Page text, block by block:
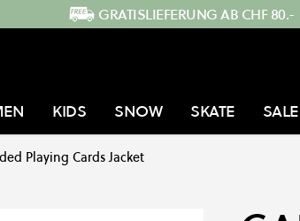
GRATISLIEFERUNG AB CHF 80.-
KIDS SNOW SKATE SALE
Playing Cards Jacket